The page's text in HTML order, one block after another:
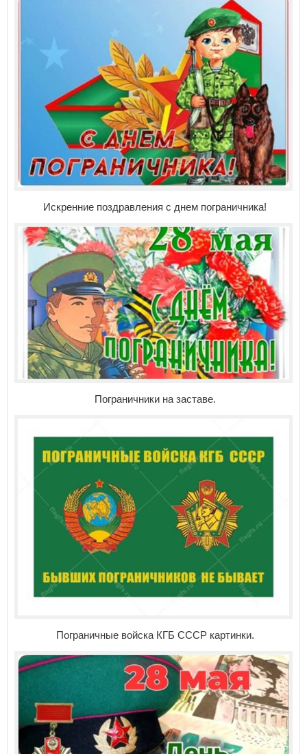
Искренние поздравления с днем пограничника!
Пограничники на заставе.
Пограничные войска КГБ СССР картинки.